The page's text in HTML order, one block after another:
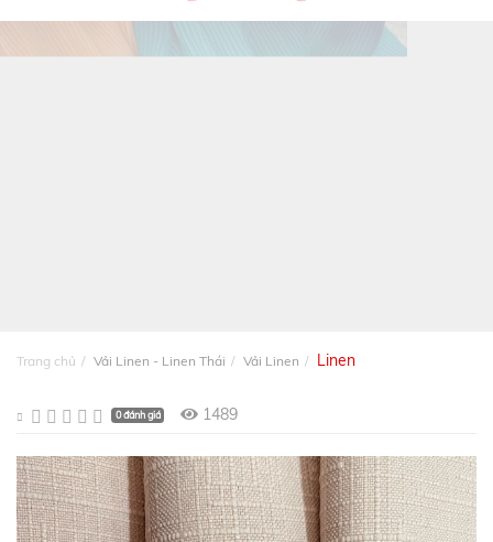
Trang chủ Vải Linen - Linen Thái Vải Linen Linen
0 đánh giá 1489